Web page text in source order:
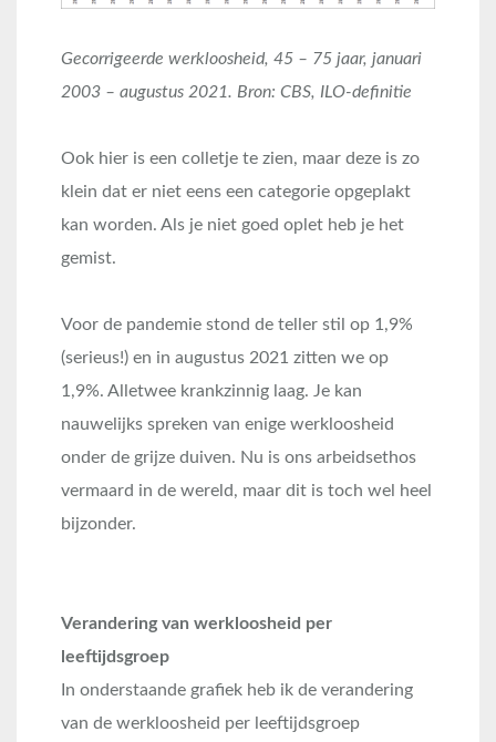
Gecorrigeerde werkloosheid, 45 – 75 jaar, januari
2003 – augustus 2021. Bron: CBS, ILO-definitie
Ook hier is een colletje te zien, maar deze is zo
klein dat er niet eens een categorie opgeplakt
kan worden. Als je niet goed oplet heb je het
gemist.
Voor de pandemie stond de teller stil op 1,9%
(serieus!) en in augustus 2021 zitten we op
1,9%. Alletwee krankzinnig laag. Je kan
nauwelijks spreken van enige werkloosheid
onder de grijze duiven. Nu is ons arbeidsethos
vermaard in de wereld, maar dit is toch wel heel
bijzonder.
Verandering van werkloosheid per
leeftijdsgroep
In onderstaande grafiek heb ik de verandering
van de werkloosheid per leeftijdsgroep